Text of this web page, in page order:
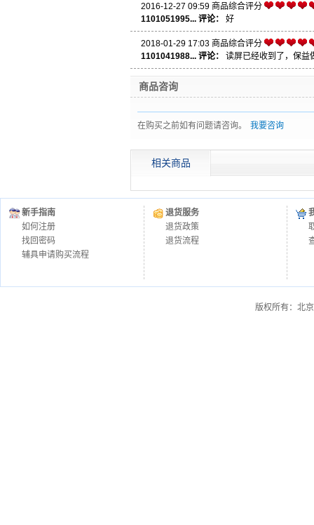
2016-12-27 09:59 商品综合评分
1101051995... 评论：
好
2018-01-29 17:03 商品综合评分
1101041988... 评论：
读屏已经收到了，保益
商品咨询
在购买之前如有问题请咨询。 我要咨询
相关商品
新手指南
如何注册
找回密码
辅具申请购买流程
退货服务
退货政策
退货流程
版权所有：北